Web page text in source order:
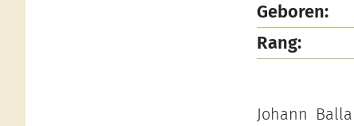
Geboren:
Rang:
Johann